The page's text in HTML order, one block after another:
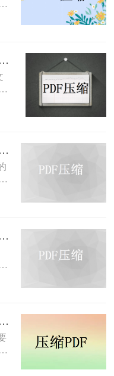
pdf怎么压缩到500k以下？这二种压缩方法你可以轻松学会！
pdf压缩文件怎么压缩最小？快来试着使用这三种压缩方法！
如何压缩pdf？分享二种好用压缩方法！
pdf怎么压缩的小一点？分享两种实用压缩方法！